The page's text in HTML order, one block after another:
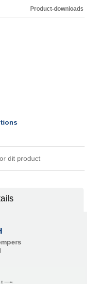
Product-downloads
dit product